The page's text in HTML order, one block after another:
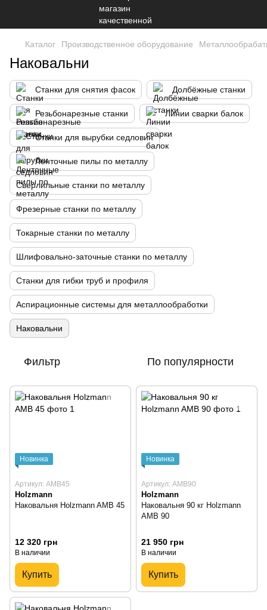
Каталог Производственное оборудование
Наковальни
Станки для снятия фасок Долбёжные станки
Резьбонарезные станки Линии сварки балок
Станки для вырубки седловин
Ленточные пилы по металлу
Сверлильные станки по металлу
Фрезерные станки по металлу
Токарные станки по металлу
Шлифовально-заточные станки по металлу
Станки для гибки труб и профиля
Аспирационные системы для металлообработки
Наковальни
Фильтр По популярности
Новинка
Артикул: AMB45
Holzmann
Наковальня Holzmann AMB 45
12 320 грн
В наличии
Купить
Новинка
Артикул: AMB90
Holzmann
Наковальня 90 кг Holzmann
AMB 90
21 950 грн
В наличии
Купить